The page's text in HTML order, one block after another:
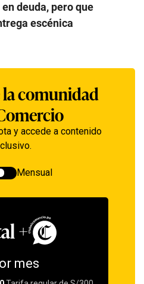
deuda, pero que
escénica